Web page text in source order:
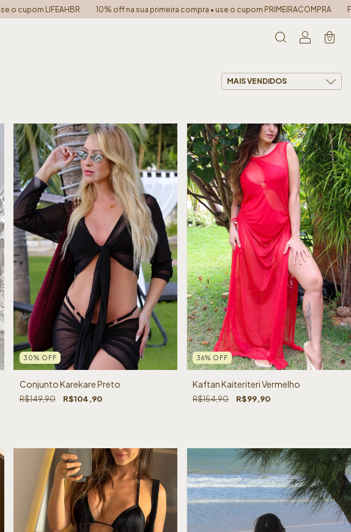
10% off na sua primeira compra • use o cupom PRIMEIRACOMPRA FRETE GRÁTIS PARA
0
30% OFF
Conjunto Karekare Preto
R$149,90 R$104,90
36% OFF
Kaftan Kaiteriteri Vermelho
R$154,90 R$99,90